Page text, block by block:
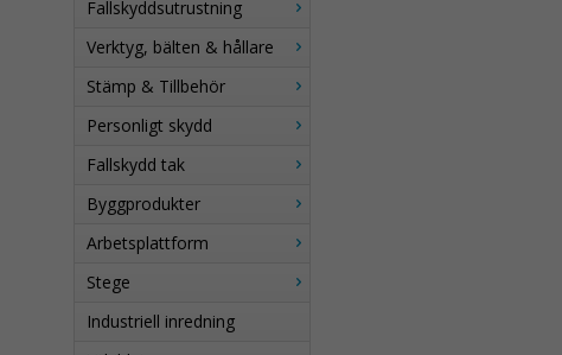
Fallskyddsutrustning
Verktyg, bälten & hållare
Stämp & Tillbehör
Personligt skydd
Fallskydd tak
Byggprodukter
Arbetsplattform
Stege
Industriell inredning